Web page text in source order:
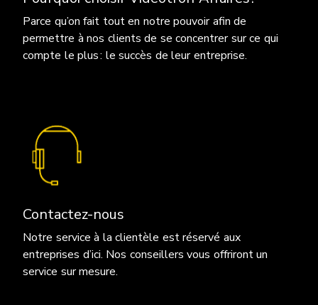
Parce qu’on fait tout en notre pouvoir afin de
permettre à nos clients de se concentrer sur ce qui
compte le plus : le succès de leur entreprise.
Contactez-nous
Notre service à la clientèle est réservé aux
entreprises d’ici. Nos conseillers vous offriront un
service sur mesure.